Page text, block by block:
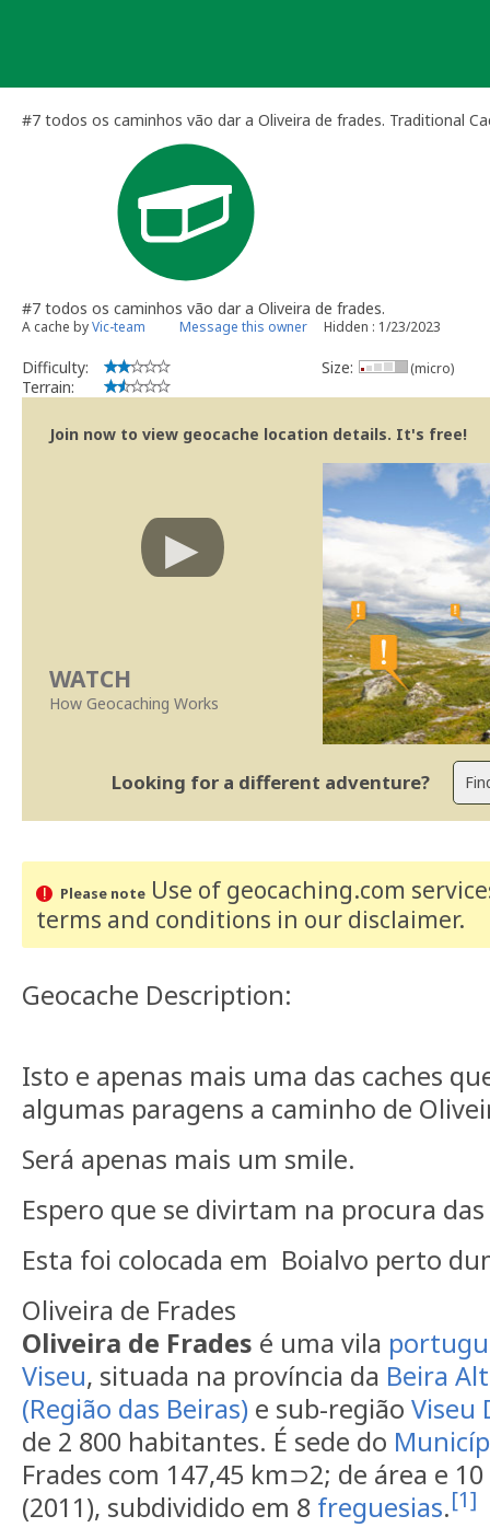
#7 todos os caminhos vão dar a Oliveira de frades. Traditional
#7 todos os caminhos vão dar a Oliveira de frades.
A cache byVic-team Message this owner Hidden : 1/23/2023
Difficulty:
Terrain:
Size: (micro)
Join now to view geocache location details. It's free!
WATCH
How Geocaching Works
Looking for a different adventure?
Please noteUse of geocaching.com
terms and conditions in our disclaimer.
Geocache Description:
Isto e apenas mais uma das caches
algumas paragens a caminho de
Será apenas mais um smile.
Espero que se divirtam na procura
Esta foi colocada em Boialvo perto
Oliveira de Frades
Oliveira de Frades é uma vila
Viseu, situada na província da Beira
(Região das Beiras) e sub-região Viseu
de 2 800 habitantes. É sede do
Frades com 147,45 km⊃2; de área e
(2011), subdividido em 8 freguesias.[1]